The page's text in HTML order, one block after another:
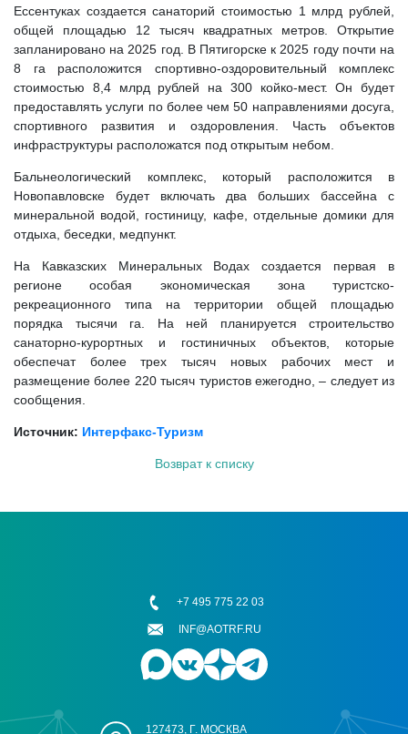
Ессентуках создается санаторий стоимостью 1 млрд рублей,
общей площадью 12 тысяч квадратных метров. Открытие
запланировано на 2025 год. В Пятигорске к 2025 году почти на
8 га расположится спортивно-оздоровительный комплекс
стоимостью 8,4 млрд рублей на 300 койко-мест. Он будет
предоставлять услуги по более чем 50 направлениями досуга,
спортивного развития и оздоровления. Часть объектов
инфраструктуры расположатся под открытым небом.
Бальнеологический комплекс, который расположится в
Новопавловске будет включать два больших бассейна с
минеральной водой, гостиницу, кафе, отдельные домики для
отдыха, беседки, медпункт.
На Кавказских Минеральных Водах создается первая в
регионе особая экономическая зона туристско-
рекреационного типа на территории общей площадью
порядка тысячи га. На ней планируется строительство
санаторно-курортных и гостиничных объектов, которые
обеспечат более трех тысяч новых рабочих мест и
размещение более 220 тысяч туристов ежегодно, – следует из
сообщения.
Источник: Интерфакс-Туризм
Возврат к списку
127473, Г. МОСКВА
+7 495 775 22 03
INF@AOTRF.RU